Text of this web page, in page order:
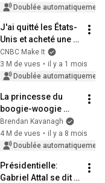
BBCDoublée automatiquement
J'ai quitté les États-
Unis et acheté une
maison en Italie
pour 13 000 $
CNBC Make It
3 M de vues • il y a 1 mois
Doublée automatiquement
La princesse du
boogie-woogie
enchante tout le
monde
Brendan Kavanagh
4 M de vues • il y a 8 mois
Doublée automatiquement
Présidentielle:
Gabriel Attal se dit